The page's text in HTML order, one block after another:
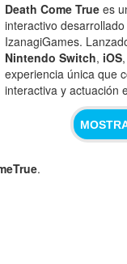
Death Come True es
interactivo
IzanagiGames.
Nintendo Switch, iOS
experiencia única que
interactiva y actuación
.